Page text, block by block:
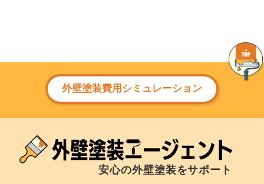
外壁塗装費用シミュレーション
安心の外壁塗装をサポート